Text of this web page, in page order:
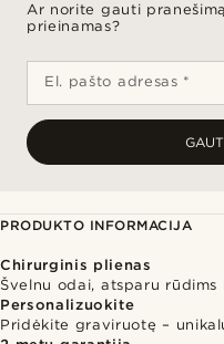
Ar norite gauti
prieinamas?
El. pašto adresas *
PRODUKTO INFORMACIJA
Chirurginis plienas
Švelnu odai, atsparu rūdims
Personalizuokite
Pridėkite graviruotę –